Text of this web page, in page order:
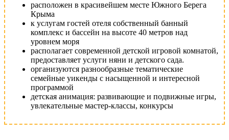
расположен в красивейшем месте Южного Берега
Крыма
к услугам гостей отеля собственный банный
комплекс и бассейн на высоте 40 метров над
уровнем моря
располагает современной детской игровой комнатой,
предоставляет услуги няни и детского сада.
организуются разнообразные тематические
семейные уикенды с насыщенной и интересной
программой
детская анимация: развивающие и подвижные игры,
увлекательные мастер-классы, конкурсы